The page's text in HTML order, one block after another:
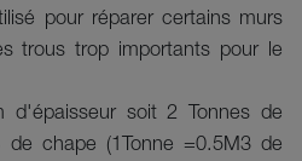
pour réparer certains murs
trous trop importants pour le
soit 2 Tonnes de
chape (1Tonne =0.5M3 de